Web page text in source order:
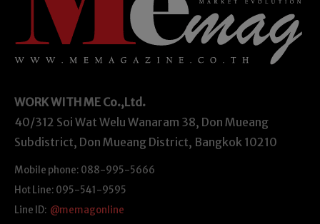
WORK WITH ME Co.,Ltd.
40/312 Soi Wat Welu Wanaram 38, Don Mueang
Subdistrict, Don Mueang District, Bangkok 10210
Mobile phone: 088-995-5666
Hot Line: 095-541-9595
Line ID: @memagonline